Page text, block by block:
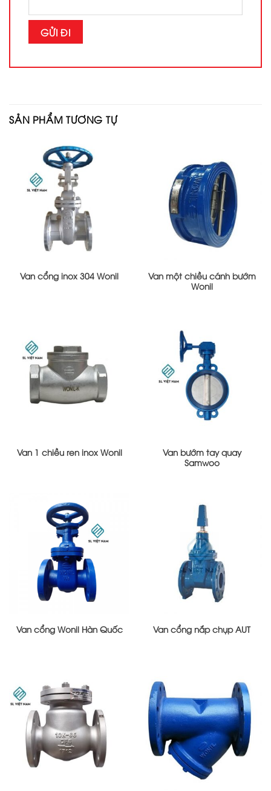
SẢN PHẨM TƯƠNG TỰ
Van cổng inox 304 Wonil
Van một chiều cánh bướm
Wonil
Van 1 chiều ren inox Wonil
Van bướm tay quay
Samwoo
Van cổng Wonil Hàn Quốc Van cổng nắp chụp AUT